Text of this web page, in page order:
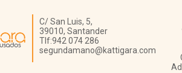
C/ San Luis, 5,
39010, Santander
Tlf:942 074 286
segundamano@kattigara.com